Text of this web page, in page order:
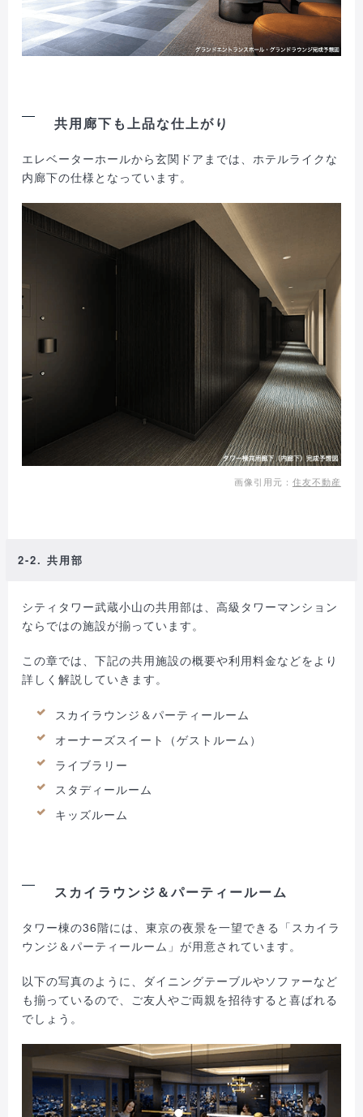
共用廊下も上品な仕上がり
エレベーターホールから玄関ドアまでは、ホテルライクな
内廊下の仕様となっています。
画像引用元： 住友不動産
2-2. 共用部
シティタワー武蔵小山の共用部は、高級タワーマンション
ならではの施設が揃っています。
この章では、下記の共用施設の概要や利用料金などをより
詳しく解説していきます。
スカイラウンジ＆パーティールーム
オーナーズスイート（ゲストルーム）
ライブラリー
スタディールーム
キッズルーム
スカイラウンジ＆パーティールーム
タワー棟の36階には、東京の夜景を一望できる「スカイラ
ウンジ＆パーティールーム」が用意されています。
以下の写真のように、ダイニングテーブルやソファーなど
も揃っているので、ご友人やご両親を招待すると喜ばれる
でしょう。